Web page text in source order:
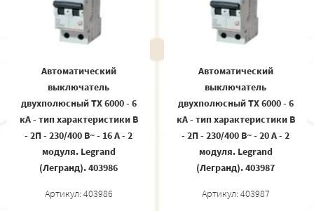
Автоматический
выключатель
двухполюсный TX 6000 - 6
кА - тип характеристики B
- 2П - 230/400 В~ - 16 А - 2
модуля. Legrand
(Легранд). 403986
Артикул: 403986
Автоматический
выключатель
двухполюсный TX 6000 - 6
кА - тип характеристики B
- 2П - 230/400 В~ - 20 А - 2
модуля. Legrand
(Легранд). 403987
Артикул: 403987